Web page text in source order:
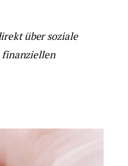
über soziale
finanziellen